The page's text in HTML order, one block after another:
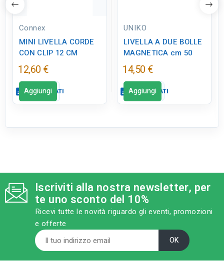
Connex
MINI LIVELLA CORDE
CON CLIP 12 CM
12,60 €
descriptionSCHEDA DATI
Scheda dati close
Aggiungi
UNIKO
LIVELLA A DUE BOLLE
MAGNETICA cm 50
14,50 €
descriptionSCHEDA DATI
Scheda dati close
category
MODELLO
cm 50
Livelle e stadie
Aggiungi
Iscriviti alla nostra newsletter, per
te uno sconto del 10%
Ricevi tutte le novità riguardo gli eventi, promozioni
e offerte